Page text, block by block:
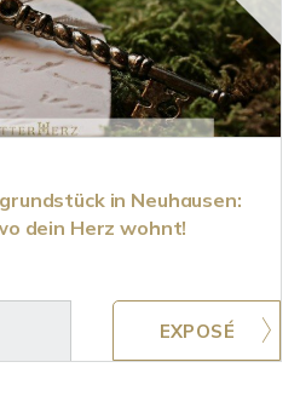
in Neuhausen:
dein Herz wohnt!